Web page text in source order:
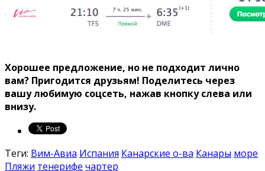
Хорошее предложение, но не подходит лично
вам? Пригодится друзьям! Поделитесь через
вашу любимую соцсеть, нажав кнопку слева или
внизу.
Теги: Вим-Авиа Испания Канарские о-ва Канары море
Пляжи тенерифе чартер